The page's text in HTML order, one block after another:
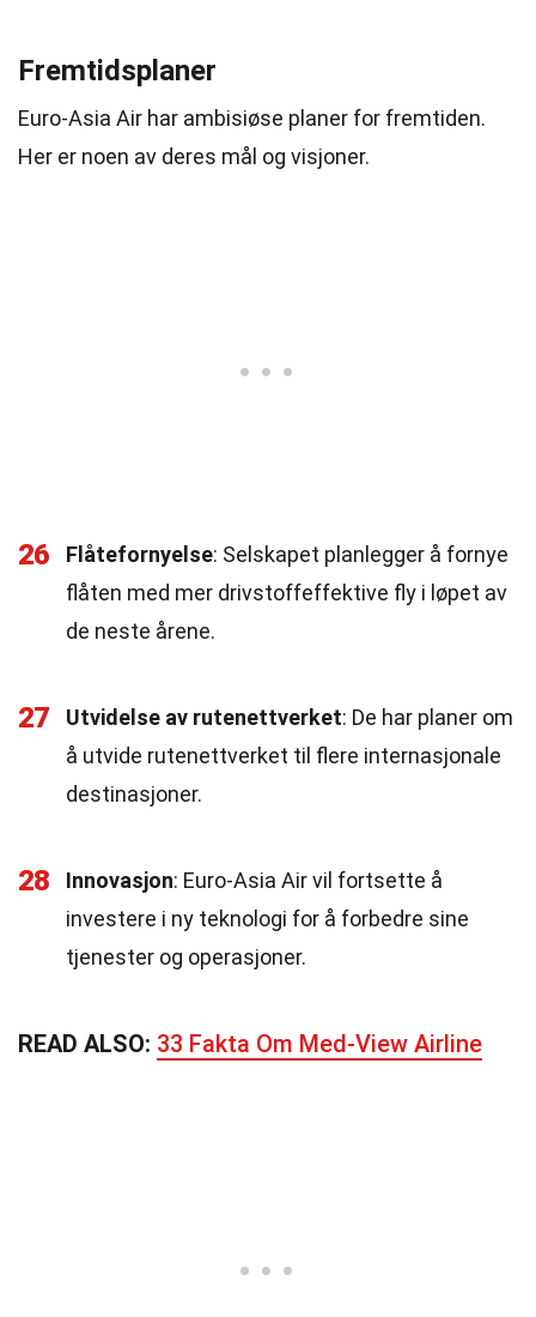
Fremtidsplaner
Euro-Asia Air har ambisiøse planer for fremtiden.
Her er noen av deres mål og visjoner.
26 Flåtefornyelse: Selskapet planlegger å fornye
flåten med mer drivstoffeffektive fly i løpet av
de neste årene.
27 Utvidelse av rutenettverket: De har planer om
å utvide rutenettverket til flere internasjonale
destinasjoner.
28 Innovasjon: Euro-Asia Air vil fortsette å
investere i ny teknologi for å forbedre sine
tjenester og operasjoner.
READ ALSO: 33 Fakta Om Med-View Airline